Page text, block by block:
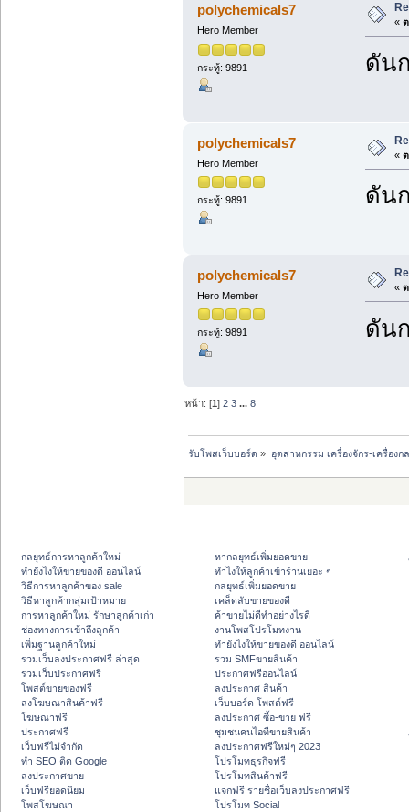
polychemicals7
Hero Member
กระทู้: 9891
«
ดัน
polychemicals7
Hero Member
กระทู้: 9891
«
ดัน
polychemicals7
Hero Member
กระทู้: 9891
«
ดัน
หน้า: [1]2 3 ...8
รับโพสเว็บบอร์ด » อุตสาหกรรม เครื่องจักร-เครื่อง
กลยุทธ์การหาลูกค้าใหม่
ทํายังไงให้ขายของดี ออนไลน์
วิธีการหาลูกค้าของ sale
วิธีหาลูกค้ากลุ่มเป้าหมาย
การหาลูกค้าใหม่ รักษาลูกค้าเก่า
ช่องทางการเข้าถึงลูกค้า
เพิ่มฐานลูกค้าใหม่
รวมเว็บลงประกาศฟรี ล่าสุด
รวมเว็บประกาศฟรี
โพสต์ขายของฟรี
ลงโฆษณาสินค้าฟรี
โฆษณาฟรี
ประกาศฟรี
เว็บฟรีไม่จำกัด
ทำ SEO ติด Google
ลงประกาศขาย
เว็บฟรียอดนิยม
โพสโฆษณา
หากลยุทธ์เพิ่มยอดขาย
ทําไงให้ลูกค้าเข้าร้านเยอะ ๆ
กลยุทธ์เพิ่มยอดขาย
เคล็ดลับขายของดี
ค้าขายไม่ดีทำอย่างไรดี
งานโพสโปรโมทงาน
ทํายังไงให้ขายของดี ออนไลน์
รวม SMFขายสินค้า
ประกาศฟรีออนไลน์
ลงประกาศ สินค้า
เว็บบอร์ด โพสต์ฟรี
ลงประกาศ ซื้อ-ขาย ฟรี
ชุมชนคนไอทีขายสินค้า
ลงประกาศฟรีใหม่ๆ 2023
โปรโมทธุรกิจฟรี
โปรโมทสินค้าฟรี
แจกฟรี รายชื่อเว็บลงประกาศฟรี
โปรโมท Social